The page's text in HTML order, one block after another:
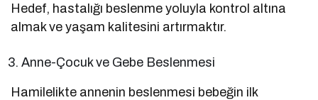
Hedef, hastalığı beslenme yoluyla kontrol altına
almak ve yaşam kalitesini artırmaktır.
Anne-Çocuk ve Gebe Beslenmesi
Hamilelikte annenin beslenmesi bebeğin ilk